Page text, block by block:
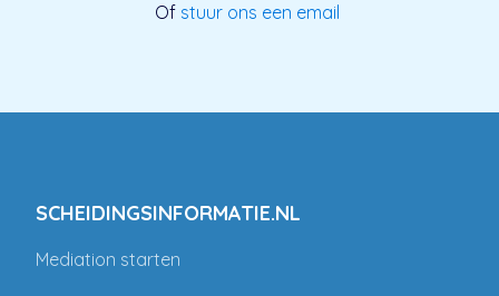
Of stuur ons een email
SCHEIDINGSINFORMATIE.NL
Mediation starten